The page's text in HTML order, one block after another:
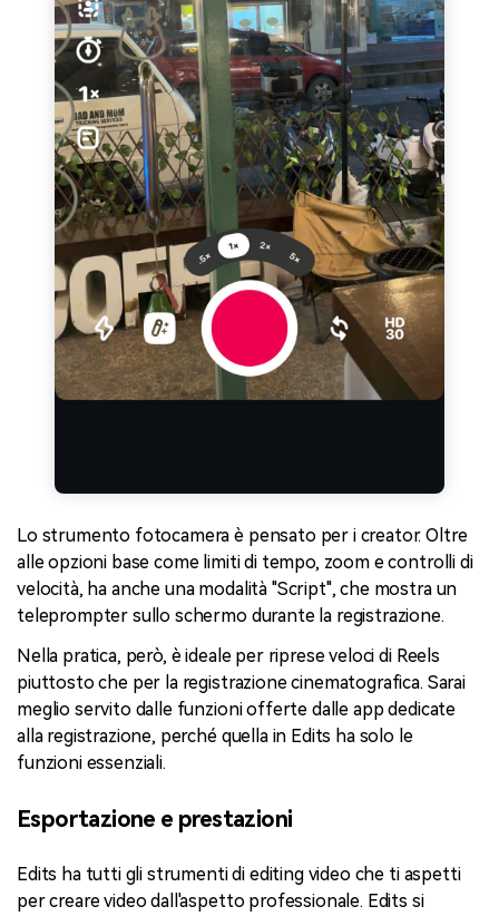
Lo strumento fotocamera è pensato per i creator. Oltre
alle opzioni base come limiti di tempo, zoom e controlli di
velocità, ha anche una modalità "Script", che mostra un
teleprompter sullo schermo durante la registrazione.
Nella pratica, però, è ideale per riprese veloci di Reels
piuttosto che per la registrazione cinematografica. Sarai
meglio servito dalle funzioni offerte dalle app dedicate
alla registrazione, perché quella in Edits ha solo le
funzioni essenziali.
Esportazione e prestazioni
Edits ha tutti gli strumenti di editing video che ti aspetti
per creare video dall'aspetto professionale. Edits si